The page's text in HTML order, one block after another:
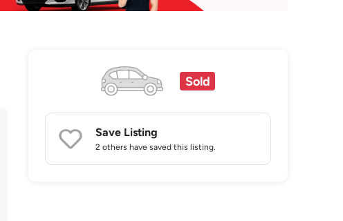
Sold
Save Listing
2 others have saved this listing.